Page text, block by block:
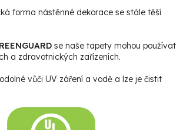
forma nástěnné dekorace se stále těší
se naše tapety mohou používat
a zdravotnických zařízeních.
vůči UV záření a vodě a lze je čistit